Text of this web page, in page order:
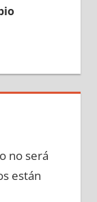
no será
están